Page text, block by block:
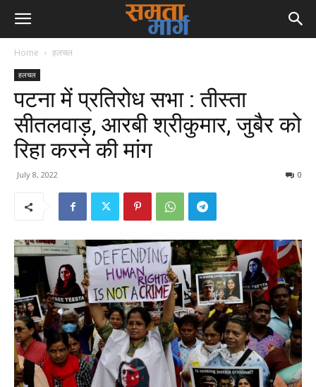
Home हलचल
हलचल
पटना में प्रतिरोध सभा : तीस्ता
सीतलवाड़, आरबी श्रीकुमार, जुबैर को
रिहा करने की मांग
July 8, 2022 0